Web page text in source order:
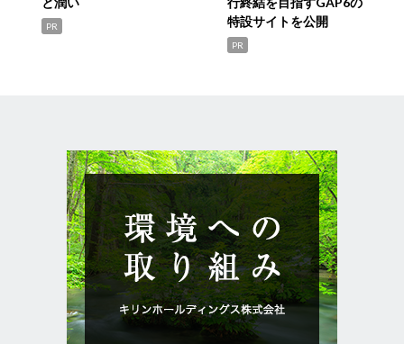
PR
特設サイトを公開
PR